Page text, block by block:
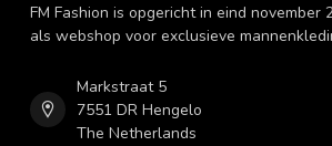
FM Fashion is opgericht in eind november
als webshop voor exclusieve
Markstraat 5
7551 DR Hengelo
The Netherlands